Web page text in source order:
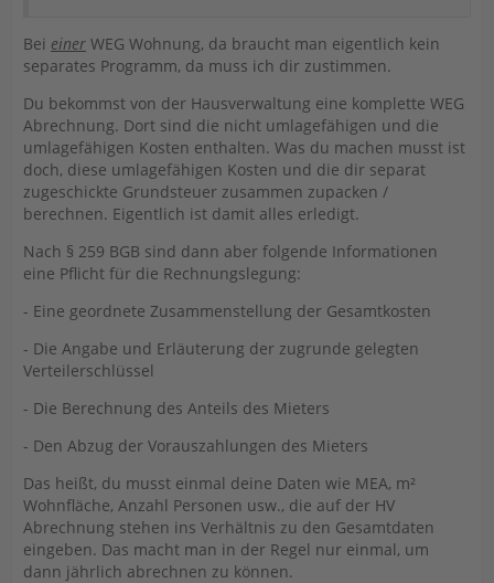
Bei einer WEG Wohnung, da braucht man eigentlich kein
separates Programm, da muss ich dir zustimmen.
Du bekommst von der Hausverwaltung eine komplette WEG
Abrechnung. Dort sind die nicht umlagefähigen und die
umlagefähigen Kosten enthalten. Was du machen musst ist
doch, diese umlagefähigen Kosten und die dir separat
zugeschickte Grundsteuer zusammen zupacken /
berechnen. Eigentlich ist damit alles erledigt.
Nach § 259 BGB sind dann aber folgende Informationen
eine Pflicht für die Rechnungslegung:
- Eine geordnete Zusammenstellung der Gesamtkosten
- Die Angabe und Erläuterung der zugrunde gelegten
Verteilerschlüssel
- Die Berechnung des Anteils des Mieters
- Den Abzug der Vorauszahlungen des Mieters
Das heißt, du musst einmal deine Daten wie MEA, m²
Wohnfläche, Anzahl Personen usw., die auf der HV
Abrechnung stehen ins Verhältnis zu den Gesamtdaten
eingeben. Das macht man in der Regel nur einmal, um
dann jährlich abrechnen zu können.